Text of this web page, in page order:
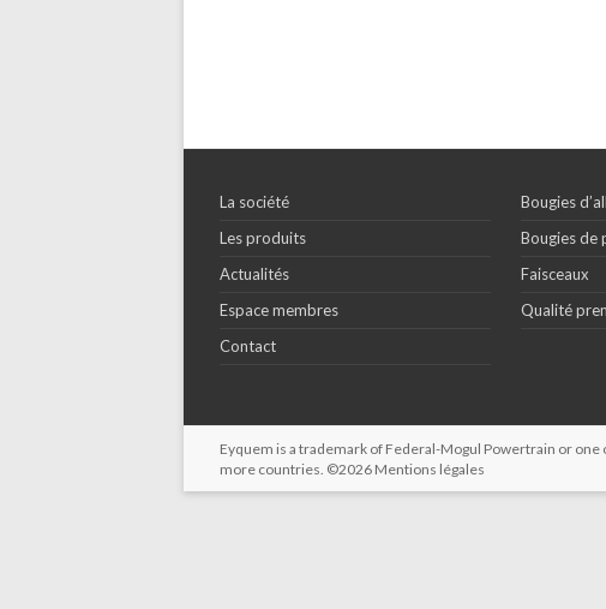
La société
Les produits
Actualités
Espace membres
Contact
Bougies
Bougies de
Faisceaux
Qualité
Eyquem is a trademark of Federal-Mogul Powertrain or one
more countries. ©2026 Mentions légales